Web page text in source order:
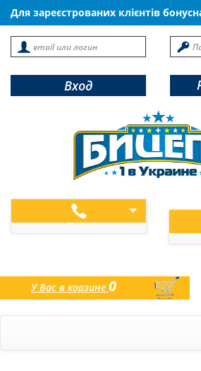
Для зареєстрованих клієнтів
Вход
У Вас в корзине0
товаров